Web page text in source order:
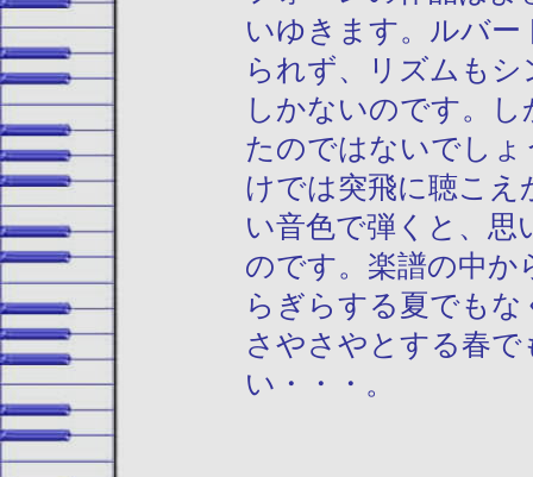
いゆきます。ルバ
られず、リズムも
しかないのです。
たのではないでし
けでは突飛に聴こ
い音色で弾くと、思
のです。楽譜の中か
らぎらする夏でも
さやさやとする春
い・・・。